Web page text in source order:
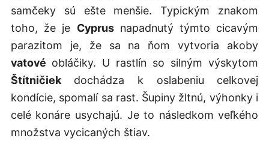
samčeky sú ešte menšie. Typickým znakom
toho, že je Cyprusnapadnutý týmto cicavým
parazitom je, že sa na ňom vytvoria akoby
vatové obláčiky. U rastlín so silným výskytom
Štítničiekdochádza k oslabeniu celkovej
kondície, spomalí sa rast. Šupiny žltnú, výhonky i
celé konáre usychajú. Je to následkom veľkého
množstva vycicaných štiav.